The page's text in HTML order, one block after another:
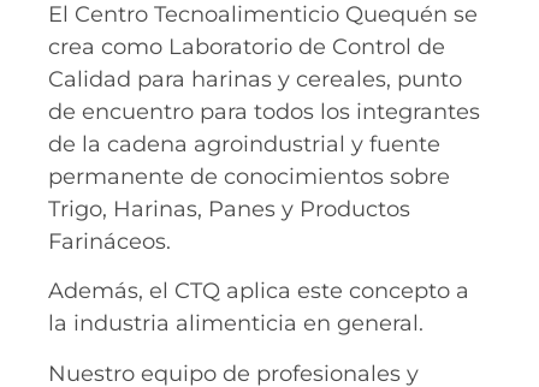
El Centro Tecnoalimenticio Quequén se
crea como Laboratorio de Control de
Calidad para harinas y cereales, punto
de encuentro para todos los integrantes
de la cadena agroindustrial y fuente
permanente de conocimientos sobre
Trigo, Harinas, Panes y Productos
Farináceos.
Además, el CTQ aplica este concepto a
la industria alimenticia en general.
Nuestro equipo de profesionales y